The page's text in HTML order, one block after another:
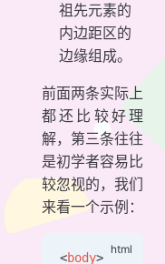
祖先元素的
内边距区的
边缘组成。
前面两条实际上
都还比较好理
解，第三条往往
是初学者容易比
较忽视的，我们
来看一个示例：
<body>